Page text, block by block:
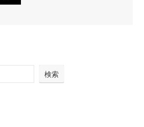
検索